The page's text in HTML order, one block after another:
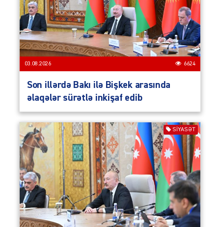
03.08.2026 6624
Son illərdə Bakı ilə Bişkek arasında
əlaqələr sürətlə inkişaf edib
SIYASƏT